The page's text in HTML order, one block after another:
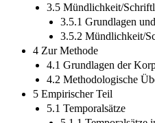
3.5 Mündlichkeit/
3.5.1 Grundlagen
3.5.2 Mündlichkeit/
4 Zur Methode
4.1 Grundlagen der
4.2 Methodologische
5 Empirischer Teil
5.1 Temporalsätze